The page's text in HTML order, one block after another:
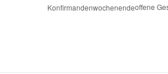
Konfirmandenwochenendeoffene